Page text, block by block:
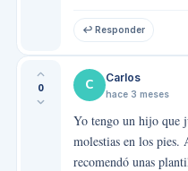
↩ Responder
0 C Carlos
hace 3 meses
Yo tengo un hijo que
molestias en los
recomendó unas